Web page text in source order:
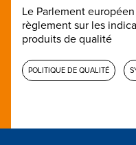
Le Parlement
règlement sur les
produits de qualité
POLITIQUE DE QUALITÉ